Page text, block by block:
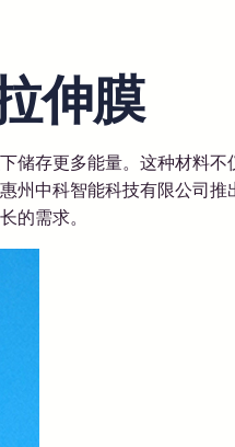
伸膜
储存更多能量。这种材料
州中科智能科技有限公司推
的需求。